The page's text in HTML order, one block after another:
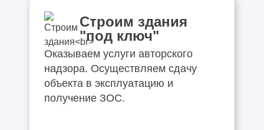
Строим здания
"под ключ"
Оказываем услуги авторского
надзора. Осуществляем сдачу
объекта в эксплуатацию и
получение ЗОС.